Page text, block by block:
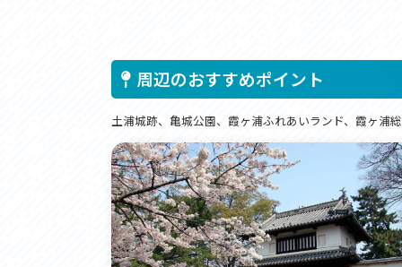
周辺のおすすめポイント
土浦城跡、亀城公園、霞ヶ浦ふれあいランド、霞ヶ浦